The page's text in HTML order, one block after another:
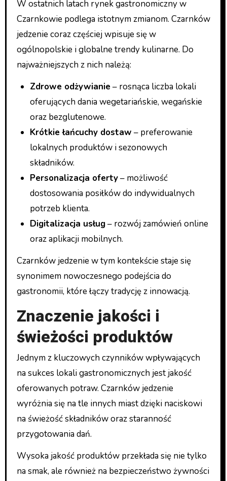
W ostatnich latach rynek gastronomiczny w
Czarnkowie podlega istotnym zmianom. Czarnków
jedzenie coraz częściej wpisuje się w
ogólnopolskie i globalne trendy kulinarne. Do
najważniejszych z nich należą:
Zdrowe odżywianie – rosnąca liczba lokali
oferujących dania wegetariańskie, wegańskie
oraz bezglutenowe.
Krótkie łańcuchy dostaw – preferowanie
lokalnych produktów i sezonowych
składników.
Personalizacja oferty– możliwość
dostosowania posiłków do indywidualnych
potrzeb klienta.
Digitalizacja usług– rozwój zamówień online
oraz aplikacji mobilnych.
Czarnków jedzenie w tym kontekście staje się
synonimem nowoczesnego podejścia do
gastronomii, które łączy tradycję z innowacją.
Znaczenie jakości i
świeżości produktów
Jednym z kluczowych czynników wpływających
na sukces lokali gastronomicznych jest jakość
oferowanych potraw. Czarnków jedzenie
wyróżnia się na tle innych miast dzięki naciskowi
na świeżość składników oraz staranność
przygotowania dań.
Wysoka jakość produktów przekłada się nie tylko
na smak, ale również na bezpieczeństwo żywności